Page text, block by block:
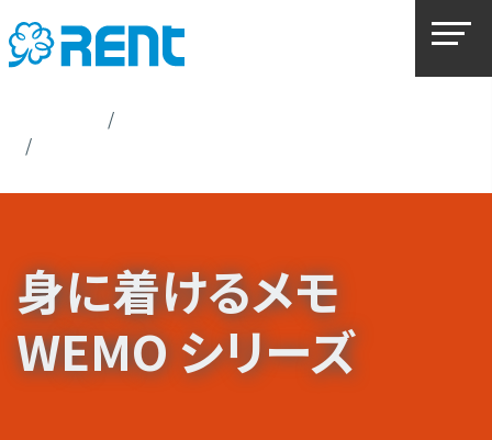
身に着けるメモ
WEMO シリーズ